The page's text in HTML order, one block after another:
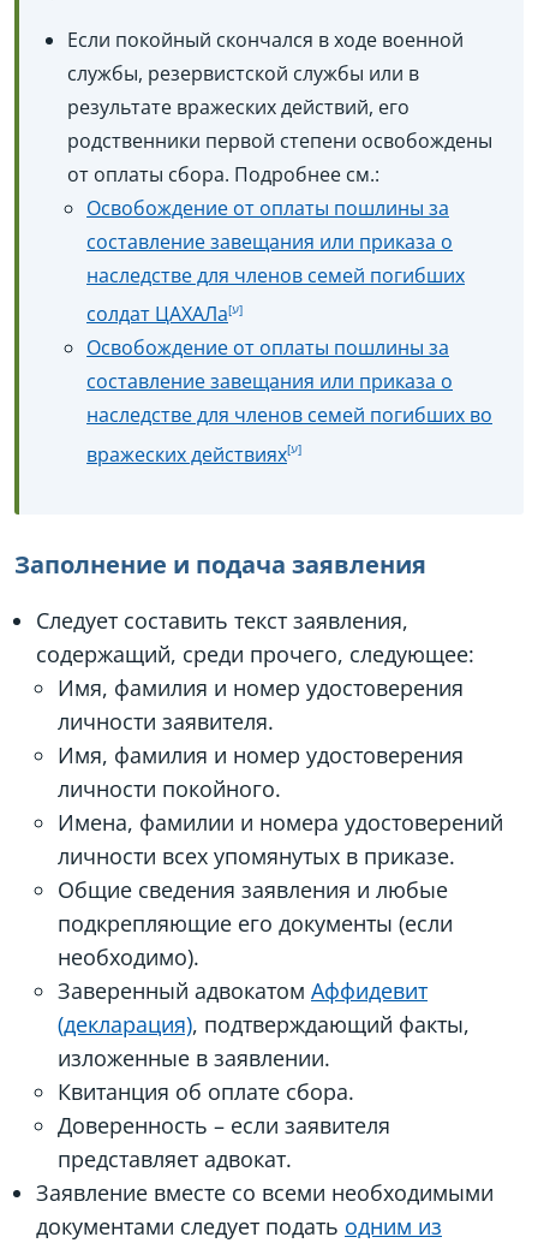
Если покойный скончался в ходе военной
службы, резервистской службы или в
результате вражеских действий, его
родственники первой степени освобождены
от оплаты сбора. Подробнее см.:
Освобождение от оплаты пошлины за
составление завещания или приказа о
наследстве для членов семей погибших
солдат ЦАХАЛа
Освобождение от оплаты пошлины за
составление завещания или приказа о
наследстве для членов семей погибших во
вражеских действиях
Заполнение и подача заявления
Следует составить текст заявления,
содержащий, среди прочего, следующее:
Имя, фамилия и номер удостоверения
личности заявителя.
Имя, фамилия и номер удостоверения
личности покойного.
Имена, фамилии и номера удостоверений
личности всех упомянутых в приказе.
Общие сведения заявления и любые
подкрепляющие его документы (если
необходимо).
Заверенный адвокатом Аффидевит
(декларация), подтверждающий факты,
изложенные в заявлении.
Квитанция об оплате сбора.
Доверенность – если заявителя
представляет адвокат.
Заявление вместе со всеми необходимыми
документами следует подать одним из